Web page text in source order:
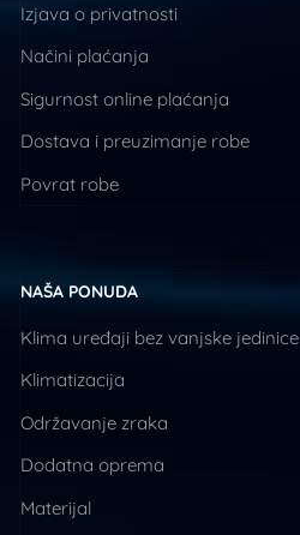
Izjava o privatnosti
Načini plaćanja
Sigurnost online plaćanja
Dostava i preuzimanje robe
Povrat robe
NAŠA PONUDA
Klima uređaji bez vanjske jedinice
Klimatizacija
Održavanje zraka
Dodatna oprema
Materijal